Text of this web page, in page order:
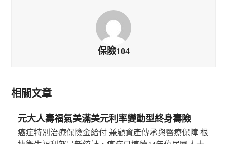
保險104
相關文章
元大人壽福氣美滿美元利率變動型終身壽險
癌症特別治療保險金給付 兼顧資產傳承與醫療保障 根